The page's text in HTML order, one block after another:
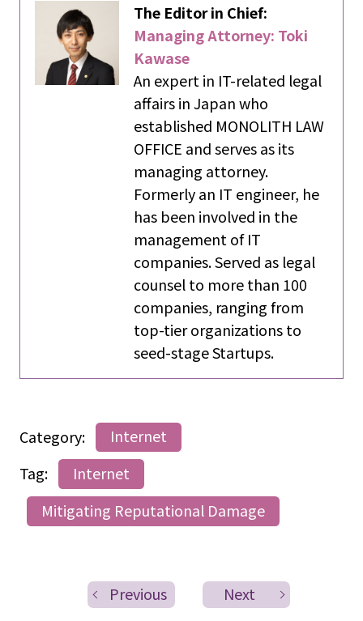
The Editor in Chief:
Managing Attorney: Toki
Kawase
An expert in IT-related legal
affairs in Japan who
established MONOLITH LAW
OFFICE and serves as its
managing attorney.
Formerly an IT engineer, he
has been involved in the
management of IT
companies. Served as legal
counsel to more than 100
companies, ranging from
top-tier organizations to
seed-stage Startups.
Category:
Internet
Tag:
Internet
Mitigating Reputational Damage
Previous Next